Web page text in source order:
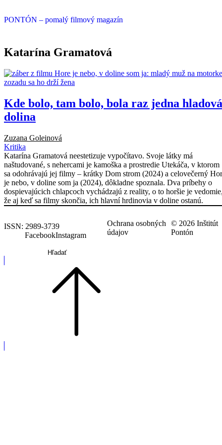
PONTÓN – pomalý filmový magazín
Katarína Gramatová
Kde bolo, tam bolo, bola raz jedna hladová
dolina
Zuzana Goleinová
Kritika
Katarína Gramatová neestetizuje vypočítavo. Svoje látky má
naštudované, s nehercami je kamoška a prostredie Utekáča, v ktorom
sa odohrávajú jej filmy – krátky Dom strom (2024) a celovečerný
je nebo, v doline som ja (2024), dôkladne spoznala. Dva príbehy o
dospievajúcich chlapcoch vychádzajú z reality, o to horšie je
že aj keď sa filmy skončia, ich hlavní hrdinovia v doline ostanú.
ISSN: 2989-3739
FacebookInstagram
Hľadať
Ochrana osobných
údajov
© 2026 Inštitút
Pontón